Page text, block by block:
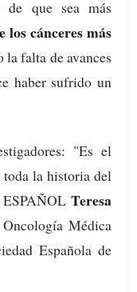
de que sea más
los cánceres más
falta de avances
haber sufrido un
"Es el
toda la historia del
Teresa
Médica
Española de